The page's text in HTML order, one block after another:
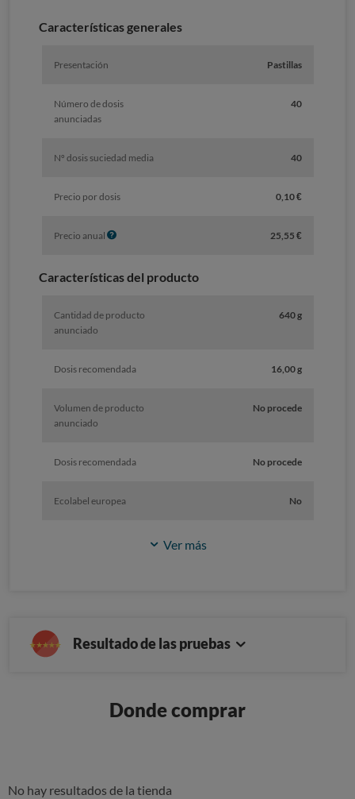
Características generales
Presentación Pastillas
Número de dosis
anunciadas
40
Nº dosis suciedad media 40
Precio por dosis 0,10 €
Precio anual I
o
25,55 €
Características del producto
Cantidad de producto
anunciado
640 g
Dosis recomendada 16,00 g
Volumen de producto
anunciado
No procede
Dosis recomendada No procede
Ecolabel europea No
Ver más
Resultado de las pruebas
Donde comprar
No hay resultados de la tienda